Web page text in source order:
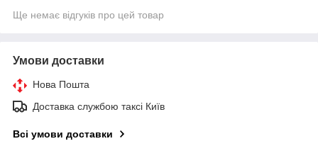
Ще немає відгуків про цей товар
Умови доставки
Нова Пошта
Доставка службою таксі Київ
Всі умови доставки